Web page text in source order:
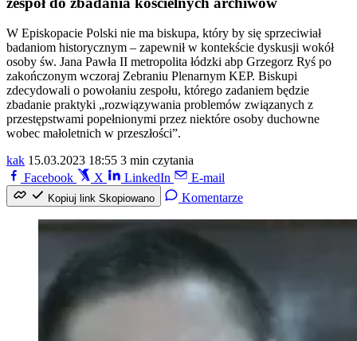
W Episkopacie Polski nie ma biskupa, który by się sprzeciwiał
badaniom historycznym – zapewnił w kontekście dyskusji wokół
osoby św. Jana Pawła II metropolita łódzki abp Grzegorz Ryś po
zakończonym wczoraj Zebraniu Plenarnym KEP. Biskupi
zdecydowali o powołaniu zespołu, którego zadaniem będzie
zbadanie praktyki „rozwiązywania problemów związanych z
przestępstwami popełnionymi przez niektóre osoby duchowne
wobec małoletnich w przeszłości”.
kak 15.03.2023 18:55 3 min czytania
Facebook
X LinkedIn E-mail
Kopiuj link Skopiowano Komentarze